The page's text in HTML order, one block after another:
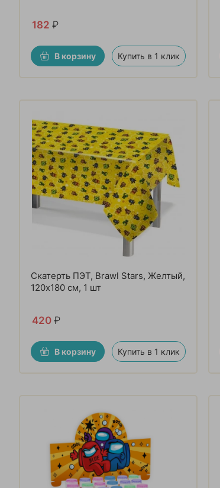
182 ₽
В корзину Купить в 1 клик
Скатерть ПЭТ, Brawl Stars, Желтый,
120х180 см, 1 шт
420 ₽
В корзину Купить в 1 клик